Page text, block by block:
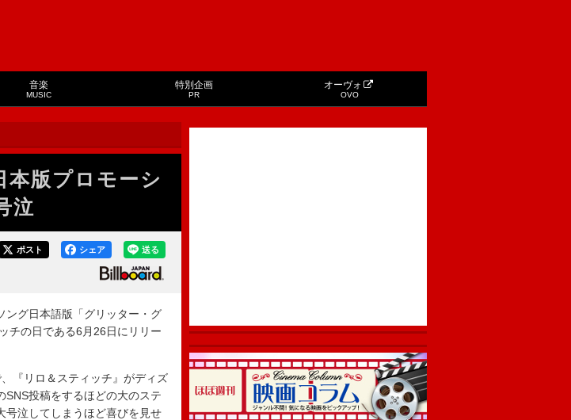
音楽
MUSIC
特別企画
PR
オーヴォ
OVO
版プロモーシ
泣
送る
シェア
ポスト
グ日本語版「グリッター・グ
チの日である6月26日にリリー
『リロ＆スティッチ』がディズ
投稿をするほどの大のステ
号泣してしまうほど喜びを見せ